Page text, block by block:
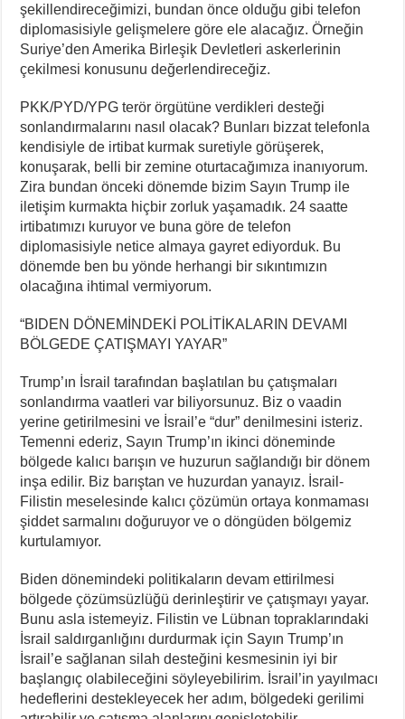
şekillendireceğimizi, bundan önce olduğu gibi telefon
diplomasisiyle gelişmelere göre ele alacağız. Örneğin
Suriye’den Amerika Birleşik Devletleri askerlerinin
çekilmesi konusunu değerlendireceğiz.
PKK/PYD/YPG terör örgütüne verdikleri desteği
sonlandırmalarını nasıl olacak? Bunları bizzat telefonla
kendisiyle de irtibat kurmak suretiyle görüşerek,
konuşarak, belli bir zemine oturtacağımıza inanıyorum.
Zira bundan önceki dönemde bizim Sayın Trump ile
iletişim kurmakta hiçbir zorluk yaşamadık. 24 saatte
irtibatımızı kuruyor ve buna göre de telefon
diplomasisiyle netice almaya gayret ediyorduk. Bu
dönemde ben bu yönde herhangi bir sıkıntımızın
olacağına ihtimal vermiyorum.
“BIDEN DÖNEMİNDEKİ POLİTİKALARIN DEVAMI
BÖLGEDE ÇATIŞMAYI YAYAR”
Trump’ın İsrail tarafından başlatılan bu çatışmaları
sonlandırma vaatleri var biliyorsunuz. Biz o vaadin
yerine getirilmesini ve İsrail’e “dur” denilmesini isteriz.
Temenni ederiz, Sayın Trump’ın ikinci döneminde
bölgede kalıcı barışın ve huzurun sağlandığı bir dönem
inşa edilir. Biz barıştan ve huzurdan yanayız. İsrail-
Filistin meselesinde kalıcı çözümün ortaya konmaması
şiddet sarmalını doğuruyor ve o döngüden bölgemiz
kurtulamıyor.
Biden dönemindeki politikaların devam ettirilmesi
bölgede çözümsüzlüğü derinleştirir ve çatışmayı yayar.
Bunu asla istemeyiz. Filistin ve Lübnan topraklarındaki
İsrail saldırganlığını durdurmak için Sayın Trump’ın
İsrail’e sağlanan silah desteğini kesmesinin iyi bir
başlangıç olabileceğini söyleyebilirim. İsrail’in yayılmacı
hedeflerini destekleyecek her adım, bölgedeki gerilimi